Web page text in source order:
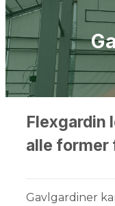
​Flexgardin
alle former
Gavlgardiner